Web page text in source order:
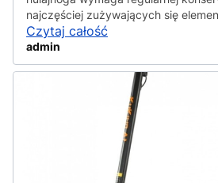
najczęściej zużywających się
Czytaj całość
admin